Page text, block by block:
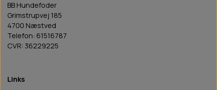
BB Hundefoder
Grimstrupvej 185
4700 Næstved
Telefon: 61516787
CVR: 36229225
Links